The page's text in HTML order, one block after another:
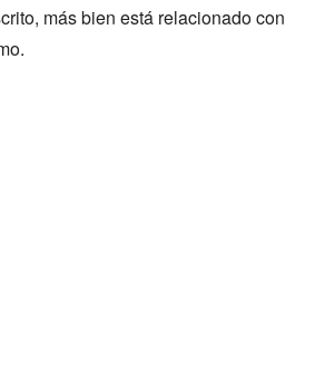
más bien está relacionado con